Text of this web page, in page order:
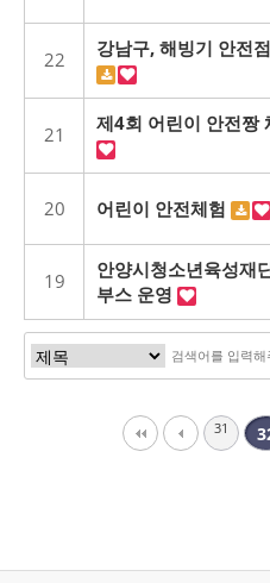
22 강남구, 해빙기 안전
21 제4회 어린이 안전짱
20 어린이 안전체험
19
안양시청소년육성재
부스 운영
31